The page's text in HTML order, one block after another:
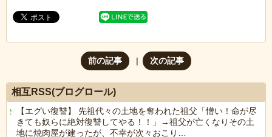
前の記事 次の記事
相互RSS(ブログロール)
【エグい復讐】 先祖代々の土地を奪われた祖父「憎い！命が尽
きても奴らに絶対復讐してやる！！」→祖父が亡くなりその土
地に焼肉屋が建ったが、不幸が次々おこり…